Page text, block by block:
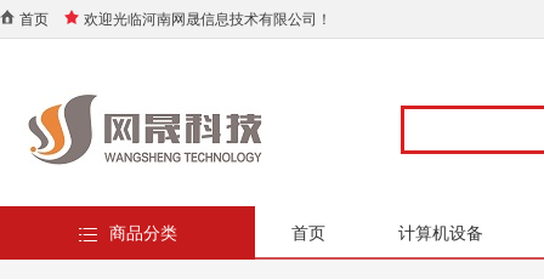
首页 欢迎光临河南网晟信息技术有限公司！
商品分类 首页 计算机设备